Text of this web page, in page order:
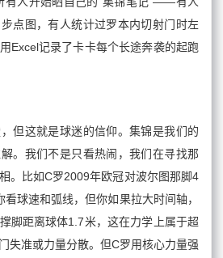
点图，有人统计过罗本内切射门时左
Excel记录了卡卡每个长途奔袭的起跑
但这就是球迷的信仰。集锦是我们的
。我们不是只看热闹，我们在寻找那
。比如C罗2009年欧冠对波尔图那脚4
球速和弧线，但你如果拉大时间轴，
脚距离球体1.7米，这在力学上属于超
失准或力量分散。但C罗用核心力量强